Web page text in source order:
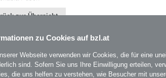
zur Übersicht
BZL- Bildungszentrum Lenzing
zu Cookies auf bzl.at
Webseite verwenden wir Cookies, die für eine
sind. Sofern Sie uns Ihre Einwilligung erteilen,
die uns helfen zu verstehen, wie Besucher mit